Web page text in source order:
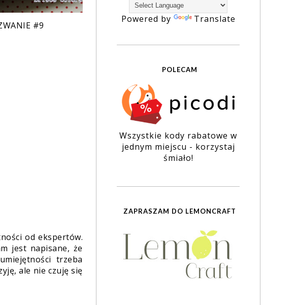
#9
od ekspertów.
jest napisane, że
trzeba
ale nie czuję się
Powered by Translate
POLECAM
Wszystkie kody rabatowe w
jednym miejscu - korzystaj
śmiało!
ZAPRASZAM DO LEMONCRAFT